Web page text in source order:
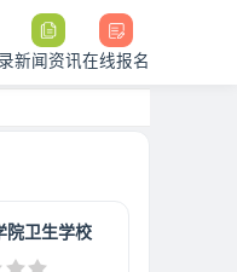
新闻资讯在线报名
院卫生学校